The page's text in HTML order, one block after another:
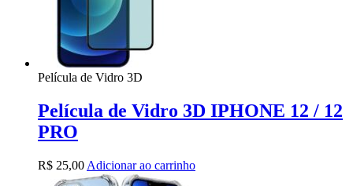
Película de Vidro 3D
Película de Vidro 3D IPHONE 12 / 12
PRO
R$ 25,00 Adicionar ao carrinho